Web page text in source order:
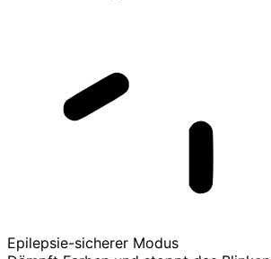
Epilepsie-sicherer Modus